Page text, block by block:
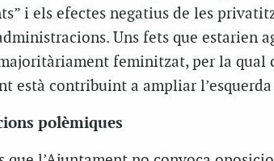
i els efectes negatius de les
Uns fets que estarien
feminitzat, per la qual
està contribuint a ampliar
polèmiques